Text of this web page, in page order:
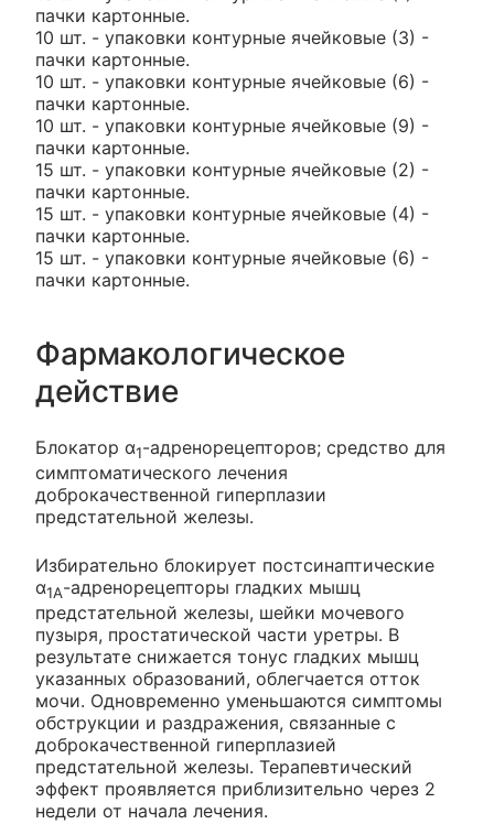
пачки картонные.
10 шт. - упаковки контурные ячейковые (3) -
пачки картонные.
10 шт. - упаковки контурные ячейковые (6) -
пачки картонные.
10 шт. - упаковки контурные ячейковые (9) -
пачки картонные.
15 шт. - упаковки контурные ячейковые (2) -
пачки картонные.
15 шт. - упаковки контурные ячейковые (4) -
пачки картонные.
15 шт. - упаковки контурные ячейковые (6) -
пачки картонные.
Фармакологическое
действие
Блокатор α1-адренорецепторов; средство для
симптоматического лечения
доброкачественной гиперплазии
предстательной железы.
Избирательно блокирует постсинаптические
α1A-адренорецепторы гладких мышц
предстательной железы, шейки мочевого
пузыря, простатической части уретры. В
результате снижается тонус гладких мышц
указанных образований, облегчается отток
мочи. Одновременно уменьшаются симптомы
обструкции и раздражения, связанные с
доброкачественной гиперплазией
предстательной железы. Терапевтический
эффект проявляется приблизительно через 2
недели от начала лечения.